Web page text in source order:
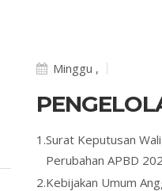
Minggu ,
1.Surat Keputusan
Perubahan APBD
2.Kebijakan Umum